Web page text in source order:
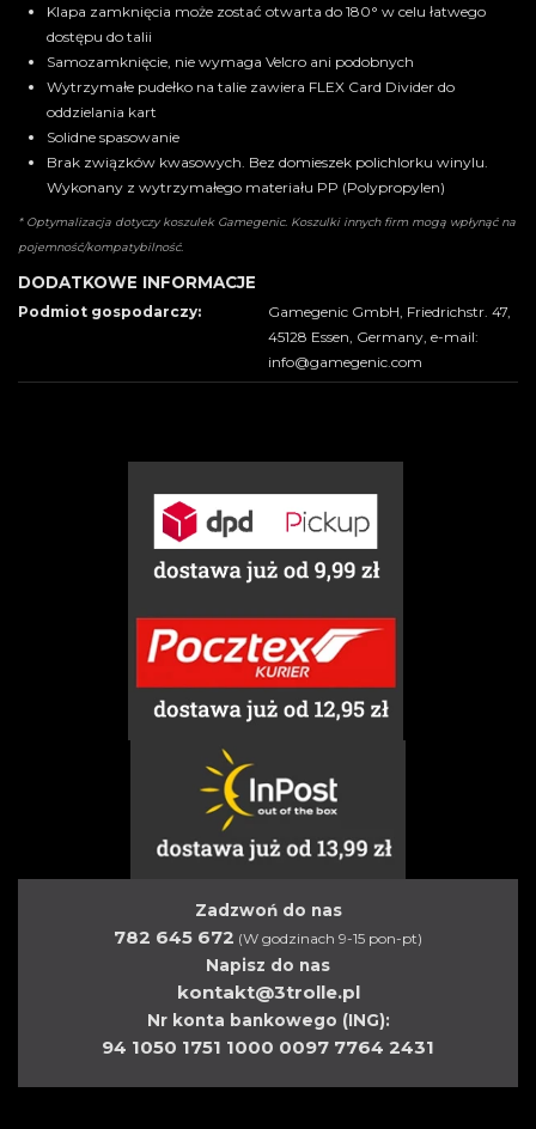
Klapa zamknięcia może zostać otwarta do 180° w celu łatwego
dostępu do talii
Samozamknięcie, nie wymaga Velcro ani podobnych
Wytrzymałe pudełko na talie zawiera FLEX Card Divider do
oddzielania kart
Solidne spasowanie
Brak związków kwasowych. Bez domieszek polichlorku winylu.
Wykonany z wytrzymałego materiału PP (Polypropylen)
* Optymalizacja dotyczy koszulek Gamegenic. Koszulki innych firm mogą wpłynąć na
pojemność/kompatybilność.
DODATKOWE INFORMACJE
Podmiot gospodarczy:
Gamegenic GmbH, Friedrichstr. 47,
45128 Essen, Germany, e-mail:
info@gamegenic.com
Zadzwoń do nas
782 645 672 (W godzinach 9-15 pon-pt)
Napisz do nas
kontakt@3trolle.pl
Nr konta bankowego (ING):
94 1050 1751 1000 0097 7764 2431